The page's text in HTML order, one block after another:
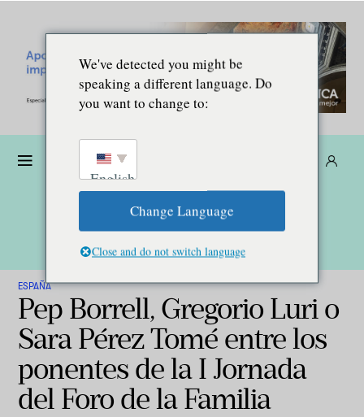
ESPAÑA
Pep Borrell, Gregorio Luri o
Sara Pérez Tomé entre los
ponentes de la I Jornada
del Foro de la Familia
We've detected you might be
speaking a different language. Do
you want to change to:
English
Change Language
Close and do not switch language